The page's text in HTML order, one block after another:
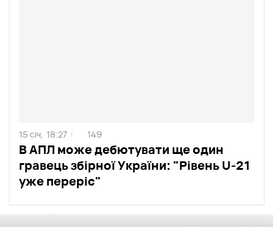
В АПЛ може дебютувати ще один
гравець збірної України: "Рівень U-21
уже переріс"
15 січ, 18:27 / 149